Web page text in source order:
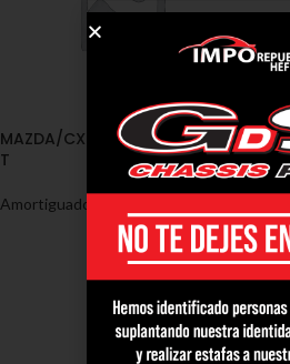
MAZDA/CX-9 [TB] 2007 – 2012
T
Amortiguadores